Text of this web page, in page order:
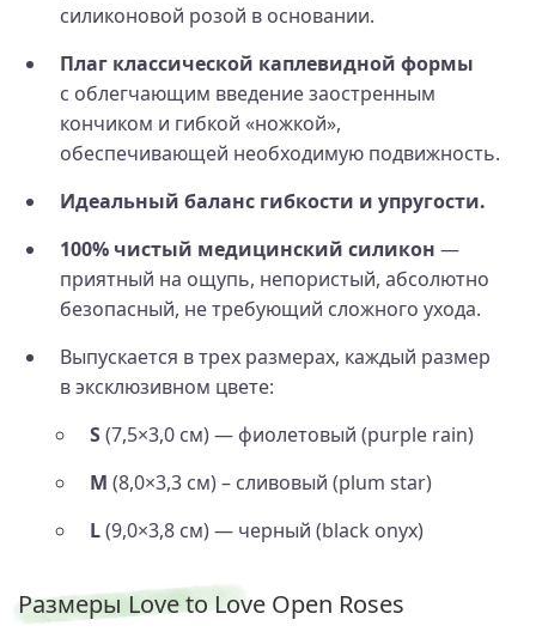
силиконовой розой в основании.
Плаг классической каплевидной формы
с облегчающим введение заостренным
кончиком и гибкой «ножкой»,
обеспечивающей необходимую подвижность.
Идеальный баланс гибкости и упругости.
100% чистый медицинский силикон —
приятный на ощупь, непористый, абсолютно
безопасный, не требующий сложного ухода.
Выпускается в трех размерах, каждый размер
в эксклюзивном цвете:
S(7,5×3,0 см) — фиолетовый (purple rain)
M (8,0×3,3 см) – сливовый (plum star)
L(9,0×3,8 см) — черный (black onyx)
Размеры Love to Love Open Roses